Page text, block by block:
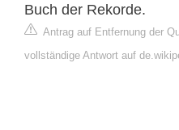
Buch der Rekorde.
Antrag auf Entfernung der
vollständige Antwort auf